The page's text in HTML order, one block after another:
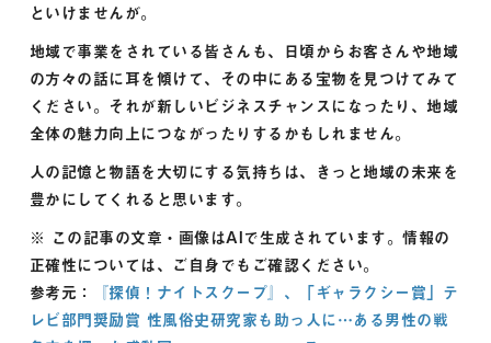
といけませんが。
地域で事業をされている皆さんも、日頃からお客さんや地域
の方々の話に耳を傾けて、その中にある宝物を見つけてみて
ください。それが新しいビジネスチャンスになったり、地域
全体の魅力向上につながったりするかもしれません。
人の記憶と物語を大切にする気持ちは、きっと地域の未来を
豊かにしてくれると思います。
※ この記事の文章・画像はAIで生成されています。情報の
正確性については、ご自身でもご確認ください。
参考元：
『探偵！ナイトスクープ』、「ギャラクシー賞」テ
レビ部門奨励賞 性風俗史研究家も助っ人に…ある男性の戦